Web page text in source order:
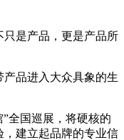
是产品，更是产品所
品进入大众具象的生
全国巡展，将硬核的
建立起品牌的专业信